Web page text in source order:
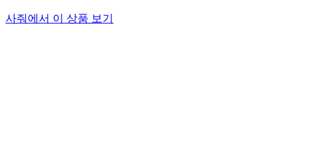
사줘에서 이 상품 보기